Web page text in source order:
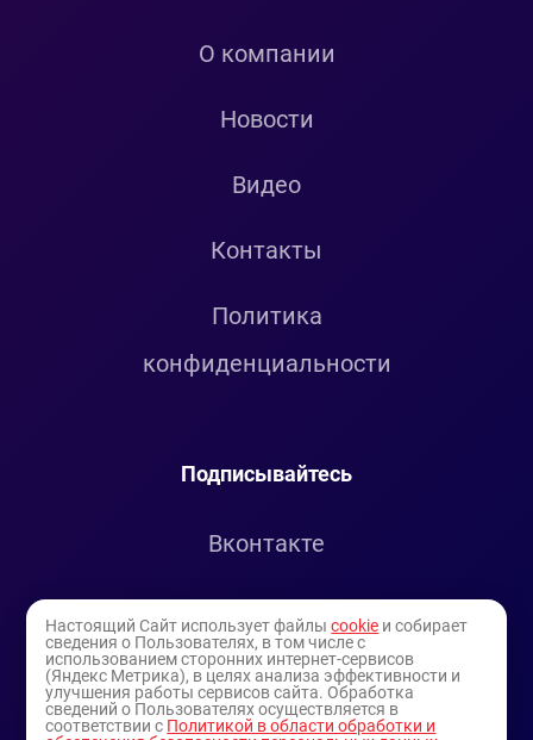
О компании
Новости
Видео
Контакты
Политика
конфиденциальности
Подписывайтесь
Вконтакте
Youtube
Настоящий Сайт использует файлыcookie и собирает
сведения о Пользователях, в том числе с
использованием сторонних интернет-сервисов
(Яндекс Метрика), в целях анализа эффективности и
улучшения работы сервисов сайта. Обработка
сведений о Пользователях осуществляется в
соответствии с Политикой в области обработки и